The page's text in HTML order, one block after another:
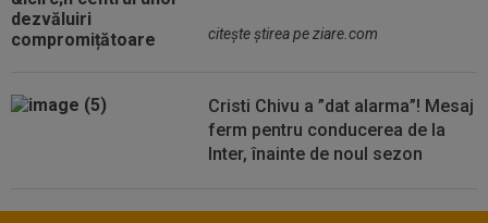
citeşte ştirea pe ziare.com
Cristi Chivu a ”dat alarma”! Mesaj
ferm pentru conducerea de la
Inter, înainte de noul sezon